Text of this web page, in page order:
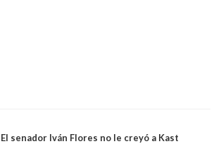
El senador Iván Flores no le creyó a Kast